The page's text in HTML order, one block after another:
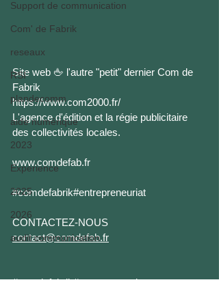
Support de communication
Com' de Fabrik
reseaux
RSI
plandecomm
aide numérique
2023
Experience
2025
2026
audit communication
Site web 🖕 l'autre "petit" dernier Com de
Fabrik
https://www.com2000.fr/
L'agence d'édition et la régie publicitaire
des collectivités locales.
www.comdefab.fr
#comdefabrik#entrepreneuriat
CONTACTEZ-NOUS
contact@comdefab.fr
#comdefabrik#entrepreneuriat